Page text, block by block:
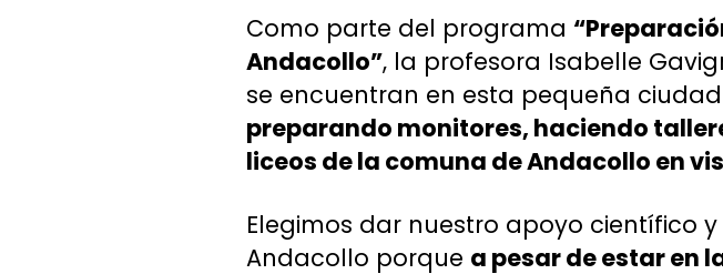
Como parte del programa
Andacollo”, la profesora Isabelle
se encuentran en esta pequeña
preparando monitores, haciendo
liceos de la comuna de Andacollo en
Elegimos dar nuestro apoyo científico
Andacollo porque a pesar de estar en